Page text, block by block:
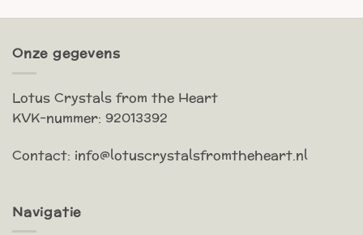
Onze gegevens
Lotus Crystals from the Heart
KVK-nummer: 92013392
Contact: info@lotuscrystalsfromtheheart.nl
Navigatie